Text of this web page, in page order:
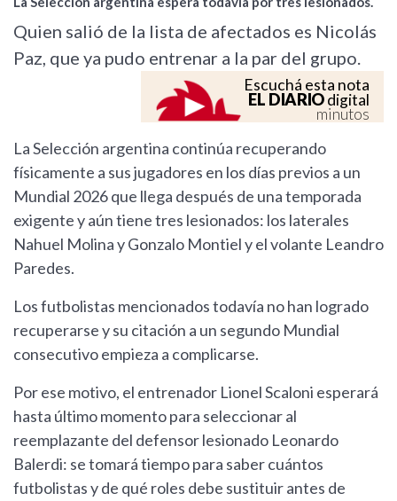
Quien salió de la lista de afectados es Nicolás
Paz, que ya pudo entrenar a la par del grupo.
Escuchá esta nota
EL DIARIOdigital
minutos
La Selección argentina continúa recuperando
físicamente a sus jugadores en los días previos a un
Mundial 2026 que llega después de una temporada
exigente y aún tiene tres lesionados: los laterales
Nahuel Molina y Gonzalo Montiel y el volante Leandro
Paredes.
Los futbolistas mencionados todavía no han logrado
recuperarse y su citación a un segundo Mundial
consecutivo empieza a complicarse.
Por ese motivo, el entrenador Lionel Scaloni esperará
hasta último momento para seleccionar al
reemplazante del defensor lesionado Leonardo
Balerdi: se tomará tiempo para saber cuántos
futbolistas y de qué roles debe sustituir antes de